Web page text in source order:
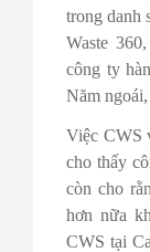
trong danh
Waste
công ty
Năm
Việc CWS
cho thấy
còn cho
hơn nữa
CWS tại